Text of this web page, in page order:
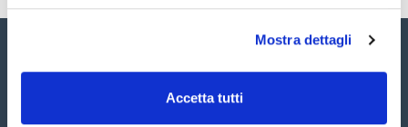
Mostra dettagli
Accetta tutti